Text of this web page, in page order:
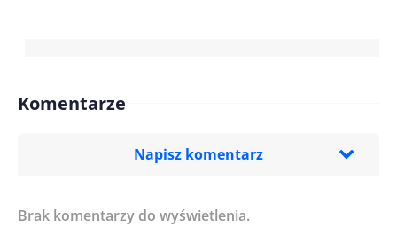
Komentarze
Napisz komentarz
Imię/ Nick*
Brak komentarzy do wyświetlenia.